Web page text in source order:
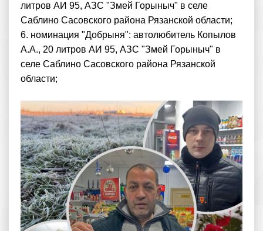
литров АИ 95, АЗС "Змей Горыныч" в селе
Саблино Сасовского района Рязанской области;
6. номинация "Добрыня": автолюбитель Копылов
А.А., 20 литров АИ 95, АЗС "Змей Горыныч" в
селе Саблино Сасовского района Рязанской
области;